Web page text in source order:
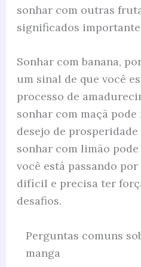
sonhar com outras
significados
Sonhar com banana,
um sinal de que você
processo de
sonhar com maçã
desejo de
sonhar com limão
você está passando
difícil e precisa ter
desafios.
Perguntas comuns
manga